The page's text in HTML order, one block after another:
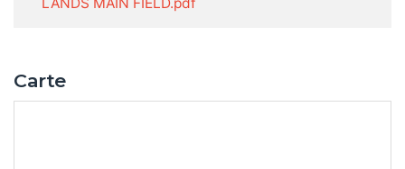
Carte